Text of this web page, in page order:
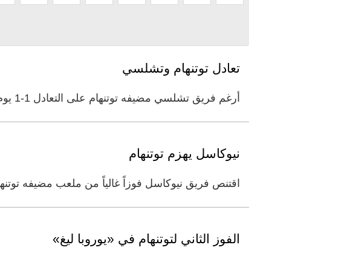
تعادل توتنهام وتشلسي
أرغم فريق تشلسي مضيفه توتنهام على التعادل 1-1 يوم أمس، في المرحلة السادسة من المسابقة. ورفع توتنهام رصيده إلى 13 نقطة.
نيوكاسل يهزم توتنهام
اقتنص فريق نيوكاسل فوزاً غالياً من ملعب مضيفه
الفوز الثاني لتوتنهام في «يوروبا ليغ»